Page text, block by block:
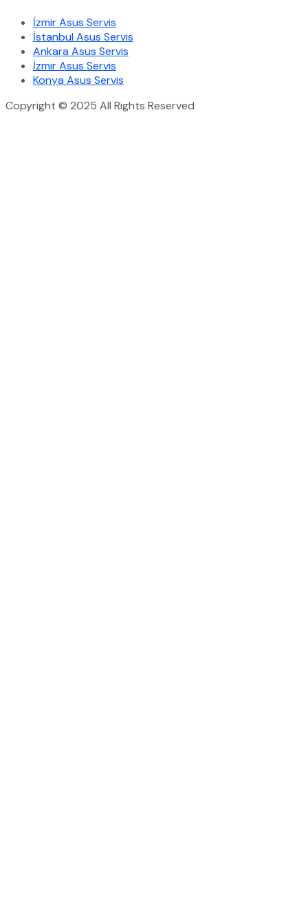
İzmir Asus Servis
İstanbul Asus Servis
Ankara Asus Servis
İzmir Asus Servis
Konya Asus Servis
Copyright © 2025 All Rights Reserved